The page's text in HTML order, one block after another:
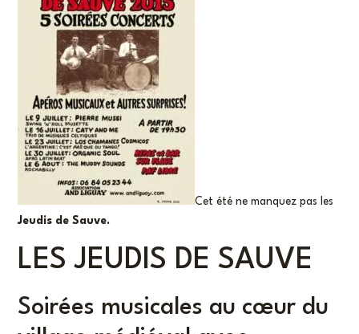
Cet été ne manquez pas les
Jeudis de Sauve.
LES JEUDIS DE SAUVE
Soirées musicales au cœur du